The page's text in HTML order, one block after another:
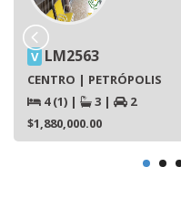
V LM2563
CENTRO | PETRÓPOLIS
4 (1) | 3 |
2
$1,880,000.00